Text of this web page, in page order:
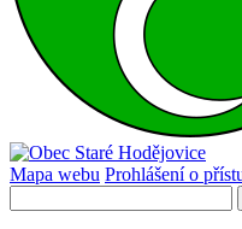
Mapa webu Prohlášení o